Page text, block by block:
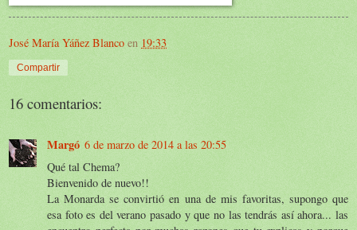
José María Yáñez Blanco en 19:33
Compartir
16 comentarios:
Margó 6 de marzo de 2014 a las 20:55
Qué tal Chema?
Bienvenido de nuevo!!
La Monarda se convirtió en una de mis favoritas, supongo que
esa foto es del verano pasado y que no las tendrás así ahora... las